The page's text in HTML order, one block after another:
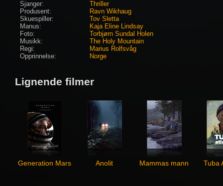
Sjanger:
Thriller
Produsent:
Ravn Wikhaug
Skuespiller:
Tov Sletta
Manus:
Kaja Eline Lindsay
Foto:
Torbjørn Sundal Holen
Musikk:
The Holy Mountain
Regi:
Marius Rolfsvåg
Opprinnelse:
Norge
Lignende filmer
Generation Mars Anolit Mammas mann Tuba